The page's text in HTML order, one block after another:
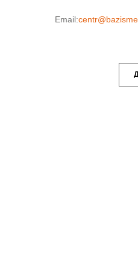
Email: